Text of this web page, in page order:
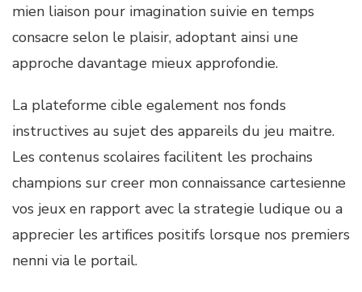
mien liaison pour imagination suivie en temps
consacre selon le plaisir, adoptant ainsi une
approche davantage mieux approfondie.
La plateforme cible egalement nos fonds
instructives au sujet des appareils du jeu maitre.
Les contenus scolaires facilitent les prochains
champions sur creer mon connaissance cartesienne
vos jeux en rapport avec la strategie ludique ou a
apprecier les artifices positifs lorsque nos premiers
nenni via le portail.